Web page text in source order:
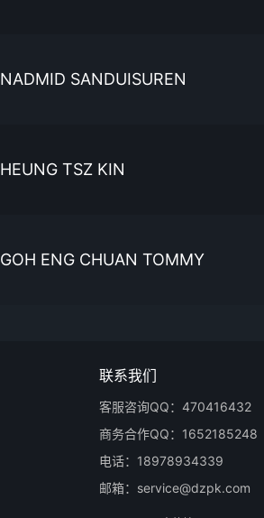
NADMID SANDUISUREN
HEUNG TSZ KIN
GOH ENG CHUAN TOMMY
联系我们
客服咨询QQ：470416432
商务合作QQ：1652185248
电话：18978934339
邮箱：service@dzpk.com